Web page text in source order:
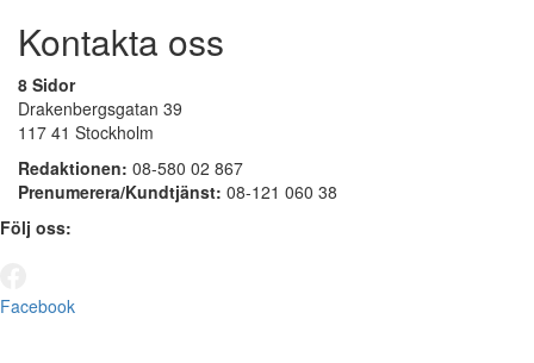
Kontakta oss
8 Sidor
Drakenbergsgatan 39
117 41 Stockholm
Redaktionen: 08-580 02 867
Prenumerera/Kundtjänst: 08-121 060 38
Följ oss:
Facebook